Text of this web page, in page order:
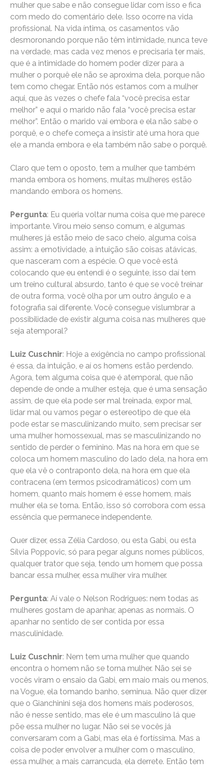
mulher que sabe e não consegue lidar com isso e fica
com medo do comentário dele. Isso ocorre na vida
profissional. Na vida íntima, os casamentos vão
desmoronando porque não têm intimidade, nunca teve
na verdade, mas cada vez menos e precisaria ter mais,
que é a intimidade do homem poder dizer para a
mulher o porquê ele não se aproxima dela, porque não
tem como chegar. Então nós estamos com a mulher
aqui, que às vezes o chefe fala “você precisa estar
melhor” e aqui o marido não fala “você precisa estar
melhor”. Então o marido vai embora e ela não sabe o
porquê, e o chefe começa a insistir até uma hora que
ele a manda embora e ela também não sabe o porquê.
Claro que tem o oposto, tem a mulher que também
manda embora os homens, muitas mulheres estão
mandando embora os homens.
Pergunta: Eu queria voltar numa coisa que me parece
importante. Virou meio senso comum, e algumas
mulheres já estão meio de saco cheio, alguma coisa
assim: a emotividade, a intuição são coisas atávicas,
que nasceram com a espécie. O que você está
colocando que eu entendi é o seguinte, isso daí tem
um treino cultural absurdo, tanto é que se você treinar
de outra forma, você olha por um outro ângulo e a
fotografia sai diferente. Você consegue vislumbrar a
possibilidade de existir alguma coisa nas mulheres que
seja atemporal?
Luiz Cuschnir: Hoje a exigência no campo profissional
é essa, da intuição, e aí os homens estão perdendo.
Agora, tem alguma coisa que é atemporal, que não
depende de onde a mulher esteja, que é uma sensação
assim, de que ela pode ser mal treinada, expor mal,
lidar mal ou vamos pegar o estereotipo de que ela
pode estar se masculinizando muito, sem precisar ser
uma mulher homossexual, mas se masculinizando no
sentido de perder o feminino. Mas na hora em que se
coloca um homem masculino do lado dela, na hora em
que ela vê o contraponto dela, na hora em que ela
contracena (em termos psicodramáticos) com um
homem, quanto mais homem é esse homem, mais
mulher ela se torna. Então, isso só corrobora com essa
essência que permanece independente.
Quer dizer, essa Zélia Cardoso, ou esta Gabi, ou esta
Sílvia Poppovic, só para pegar alguns nomes públicos,
qualquer trator que seja, tendo um homem que possa
bancar essa mulher, essa mulher vira mulher.
Pergunta: Aí vale o Nelson Rodrigues: nem todas as
mulheres gostam de apanhar, apenas as normais. O
apanhar no sentido de ser contida por essa
masculinidade.
Luiz Cuschnir: Nem tem uma mulher que quando
encontra o homem não se torna mulher. Não sei se
vocês viram o ensaio da Gabi, em maio mais ou menos,
na Vogue, ela tomando banho, seminua. Não quer dizer
que o Gianchinini seja dos homens mais poderosos,
não é nesse sentido, mas ele é um masculino lá que
põe essa mulher no lugar. Não sei se vocês já
conversaram com a Gabi, mas ela é fortíssima. Mas a
coisa de poder envolver a mulher com o masculino,
essa mulher, a mais carrancuda, ela derrete. Então tem